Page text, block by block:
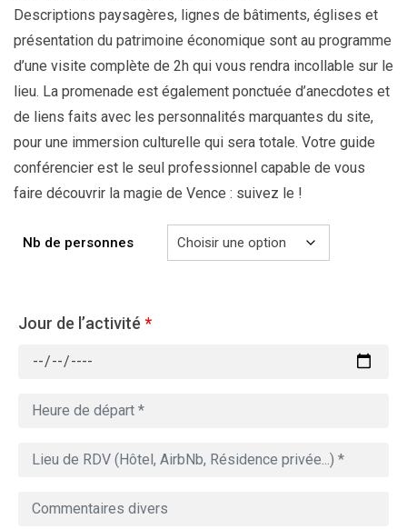
Descriptions paysagères, lignes de bâtiments, églises et
présentation du patrimoine économique sont au programme
d’une visite complète de 2h qui vous rendra incollable sur le
lieu. La promenade est également ponctuée d’anecdotes et
de liens faits avec les personnalités marquantes du site,
pour une immersion culturelle qui sera totale. Votre guide
conférencier est le seul professionnel capable de vous
faire découvrir la magie de Vence : suivez le !
Nb de personnes
Jour de l’activité *